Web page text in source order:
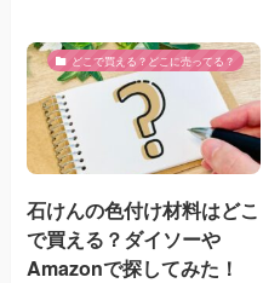
どこで買える？どこに売ってる？
石けんの色付け材料はどこ
で買える？ダイソーや
Amazonで探してみた！